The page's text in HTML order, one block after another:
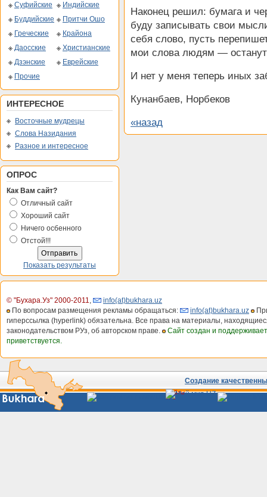
Суфийские
Индийские
Буддийские
Притчи Ошо
Греческие
Крайона
Даосские
Христианские
Дзэнские
Еврейские
Прочие
ИНТЕРЕСНОЕ
Восточные мудрецы
Слова Назидания
Разное и интересное
ОПРОС
Как Вам сайт?
Отличный сайт
Хороший сайт
Ничего осбенного
Отстой!!!
Показать результаты
Наконец решил: бумага и
буду записывать свои
себя слово, пусть
мои слова людям —
И нет у меня теперь иных
Кунанбаев, Норбеков
«назад
© "Бухара.Уз" 2000-2011,
info(at)bukhara.uz
По вопросам размещения рекламы обращаться:
info(at)bukhara.uz
гиперссылка (hyperlink) обязательна. Все права на материалы,
законодательством РУз, об авторском праве.
Сайт создан и
приветствуется.
Создание
Сайты
Узбекистана